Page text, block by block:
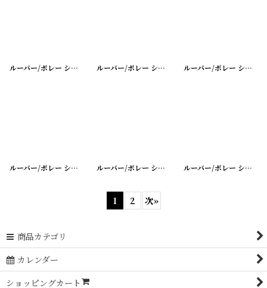
ルーバー/ボレー シャッター シングル [20200401-16
ルーバー/ボレー シャッター シングル [20200401-15
ルーバー/ボレー シャッター シングル
ルーバー/ボレー シャッター シングル [20200401-13
ルーバー/ボレー シャッター シングル [20200401-12
ルーバー/ボレー シャッター
1 2 次»
商品カテゴリ
カレンダー
ショッピングカート